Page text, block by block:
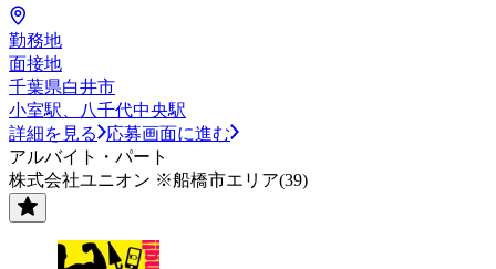
勤務地
面接地
千葉県白井市
小室駅、八千代中央駅
詳細を見る
応募画面に進む
アルバイト・パート
株式会社ユニオン ※船橋市エリア(39)